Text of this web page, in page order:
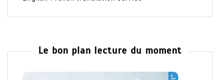
Le bon plan lecture du moment